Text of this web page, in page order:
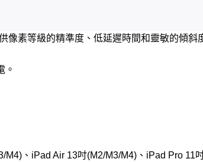
像素等級的精準度、低延遲時間和靈敏的傾斜
。
、iPad Air 13吋(M2/M3/M4)、iPad Pro 11